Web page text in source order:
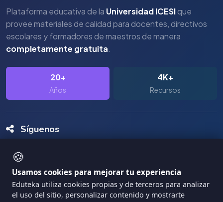
🍪
Usamos cookies para mejorar tu experiencia
Eduteka utiliza cookies propias y de terceros para analizar
el uso del sitio, personalizar contenido y mostrarte
Plataforma educativa de la Universidad ICESIque
provee materiales de calidad para docentes, directivos
escolares y formadores de maestros de manera
completamente gratuita.
20+
Años
4K+
Recursos
Síguenos